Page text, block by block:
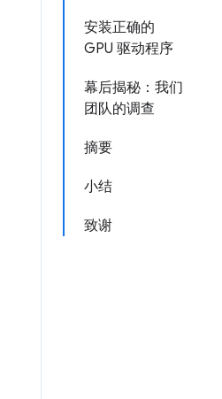
安装正确的
GPU 驱动程序
幕后揭秘：我们
团队的调查
摘要
小结
致谢